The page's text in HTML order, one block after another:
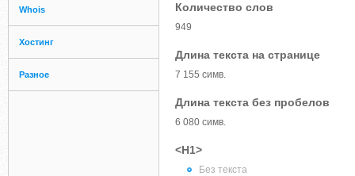
Whois
Хостинг
Разное
Количество слов
949
Длина текста на странице
7 155 симв.
Длина текста без пробелов
6 080 симв.
<H1>
Без текста